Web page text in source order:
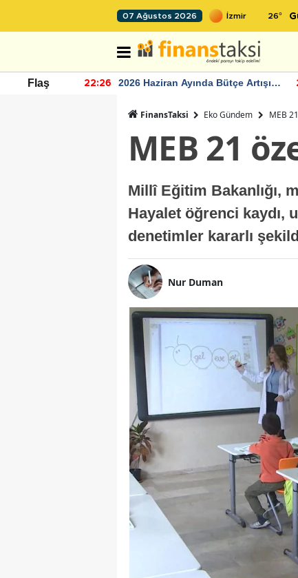
07 Ağustos 2026 26°
Flaş 22:26
2026 Haziran Ayında Bütçe Artışı
FinansTaksi Eko Gündem MEB
MEB 21
Millî Eğitim Bakanlığı,
Hayalet öğrenci kaydı,
denetimler kararlı
Nur Duman